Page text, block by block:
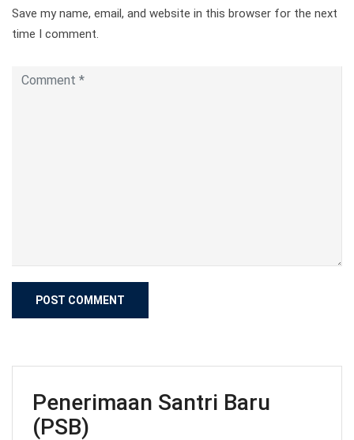
Save my name, email, and website in this browser for the next
time I comment.
Penerimaan Santri Baru
(PSB)